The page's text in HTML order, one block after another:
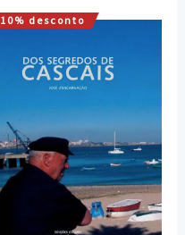
10% desconto
O
original
era:
15,00 €.
O
atual
é:
13,50 €.